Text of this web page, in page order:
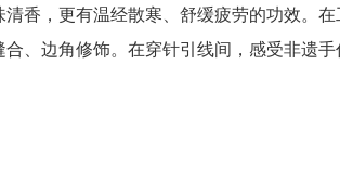
香，更有温经散寒、舒缓疲劳的功效。
、边角修饰。在穿针引线间，感受非遗